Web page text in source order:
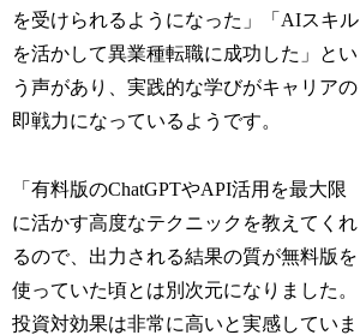
を受けられるようになった」「AIスキル
を活かして異業種転職に成功した」とい
う声があり、実践的な学びがキャリアの
即戦力になっているようです。
「有料版のChatGPTやAPI活用を最大限
に活かす高度なテクニックを教えてくれ
るので、出力される結果の質が無料版を
使っていた頃とは別次元になりました。
投資対効果は非常に高いと実感していま